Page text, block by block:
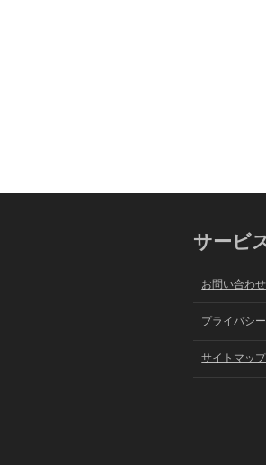
サービ
お問い合わせ
プライバシ
サイトマップ